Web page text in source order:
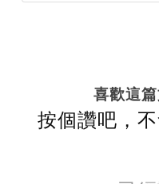
喜歡這
按個讚吧，